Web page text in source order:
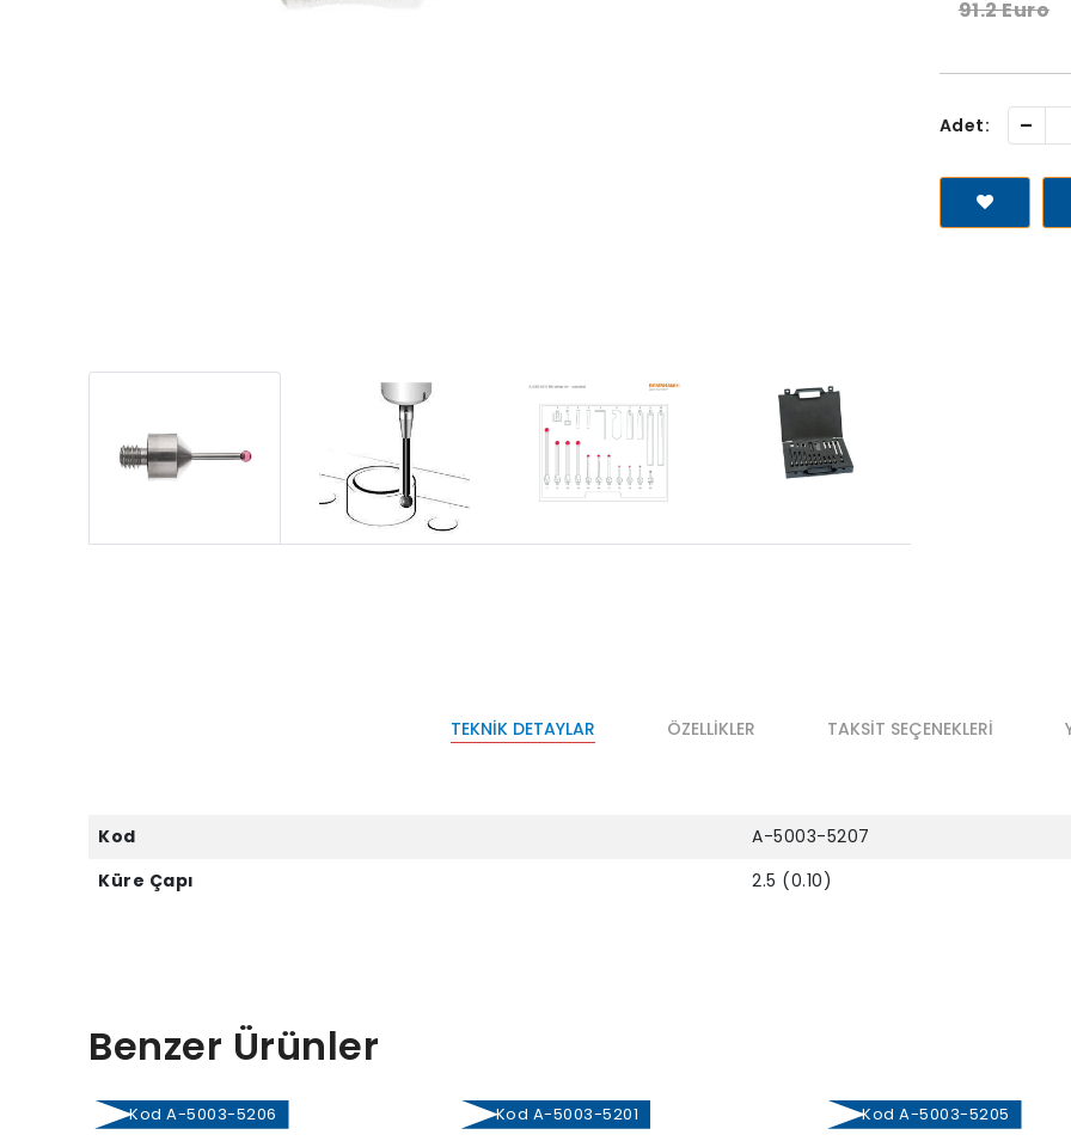
91.2 Euro
Adet: -
TEKNIK DETAYLAR ÖZELLIKLER TAKSIT SEÇENEKLERI
Kod
A-5003-5207
Küre Çapı
2.5 (0.10)
Benzer Ürünler
Kod A-5003-5206 Kod A-5003-5201 Kod A-5003-5205